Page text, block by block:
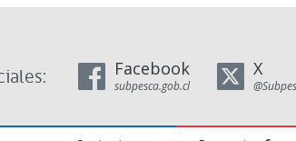
Facebook
subpesca.gob.cl
X